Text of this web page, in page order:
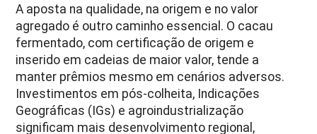
A aposta na qualidade, na origem e no valor
agregado é outro caminho essencial. O cacau
fermentado, com certificação de origem e
inserido em cadeias de maior valor, tende a
manter prêmios mesmo em cenários adversos.
Investimentos em pós-colheita, Indicações
Geográficas (IGs) e agroindustrialização
significam mais desenvolvimento regional,